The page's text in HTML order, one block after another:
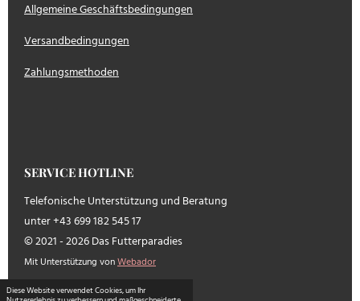
Diese Website verwendet Cookies, um Ihr
Allgemeine Geschäftsbedingungen
Versandbedingungen
Zahlungsmethoden
SERVICE HOTLINE
Telefonische Unterstützung und Beratung
unter +43 699 182 545 17
© 2021 - 2026 Das Futterparadies
Mit Unterstützung vonWebador